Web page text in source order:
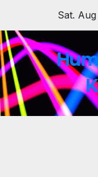
content
Sat.